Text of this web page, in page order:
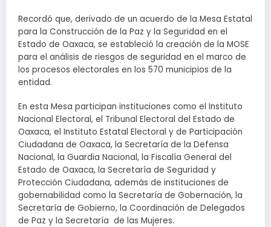
Recordó que, derivado de un acuerdo de la Mesa Estatal
para la Construcción de la Paz y la Seguridad en el
Estado de Oaxaca, se estableció la creación de la MOSE
para el análisis de riesgos de seguridad en el marco de
los procesos electorales en los 570 municipios de la
entidad.
En esta Mesa participan instituciones como el Instituto
Nacional Electoral, el Tribunal Electoral del Estado de
Oaxaca, el Instituto Estatal Electoral y de Participación
Ciudadana de Oaxaca, la Secretaría de la Defensa
Nacional, la Guardia Nacional, la Fiscalía General del
Estado de Oaxaca, la Secretaría de Seguridad y
Protección Ciudadana, además de instituciones de
gobernabilidad como la Secretaría de Gobernación, la
Secretaría de Gobierno, la Coordinación de Delegados
de Paz y la Secretaría de las Mujeres.